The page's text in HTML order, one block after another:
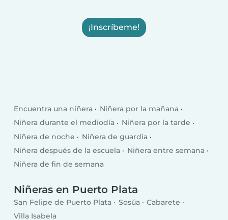
¡Inscríbeme!
Encuentra una niñera
Niñera por la mañana
Niñera durante el mediodía
Niñera por la tarde
Niñera de noche
Niñera de guardia
Niñera después de la escuela
Niñera entre semana
Niñera de fin de semana
Niñeras en Puerto Plata
San Felipe de Puerto Plata Sosúa
Cabarete
Villa Isabela